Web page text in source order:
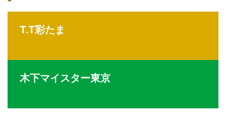
T.T彩たま
木下マイスター東京